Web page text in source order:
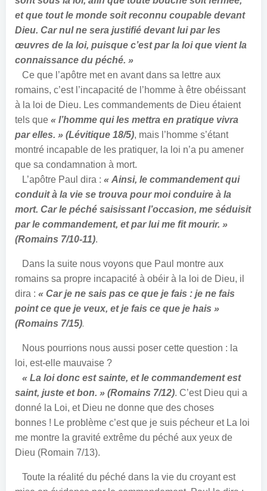
et que tout le monde soit reconnu coupable devant
Dieu. Car nul ne sera justifié devant lui par les
œuvres de la loi, puisque c’est par la loi que vient la
connaissance du péché. »
Ce que l’apôtre met en avant dans sa lettre aux
romains, c’est l’incapacité de l’homme à être obéissant
à la loi de Dieu. Les commandements de Dieu étaient
tels que « l’homme qui les mettra en pratique vivra
par elles. » (Lévitique 18/5), mais l’homme s’étant
montré incapable de les pratiquer, la loi n’a pu amener
que sa condamnation à mort.
L’apôtre Paul dira : « Ainsi, le commandement qui
conduit à la vie se trouva pour moi conduire à la
mort. Car le péché saisissant l’occasion, me séduisit
par le commandement, et par lui me fit mourir. »
(Romains 7/10-11).
Dans la suite nous voyons que Paul montre aux
romains sa propre incapacité à obéir à la loi de Dieu, il
dira : « Car je ne sais pas ce que je fais : je ne fais
point ce que je veux, et je fais ce que je hais »
(Romains 7/15).
Nous pourrions nous aussi poser cette question : la
loi, est-elle mauvaise ?
« La loi donc est sainte, et le commandement est
saint, juste et bon. » (Romains 7/12). C’est Dieu qui a
donné la Loi, et Dieu ne donne que des choses
bonnes ! Le problème c’est que je suis pécheur et La loi
me montre la gravité extrême du péché aux yeux de
Dieu (Romain 7/13).
Toute la réalité du péché dans la vie du croyant est